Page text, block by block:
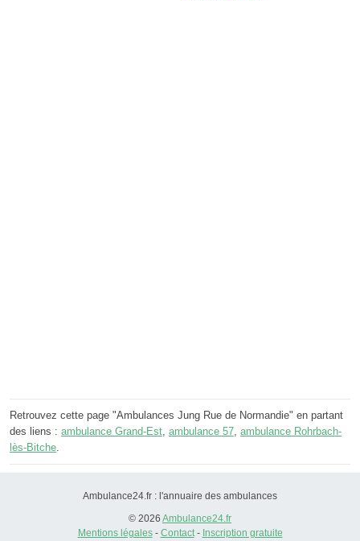
Retrouvez cette page "Ambulances Jung Rue de Normandie" en partant
des liens : ambulance Grand-Est ambulance 57 ambulance Rohrbach-
lès-Bitche
Ambulance24.fr : l'annuaire des ambulances
© 2026 Ambulance24.fr
Mentions légales- Contact- Inscription gratuite